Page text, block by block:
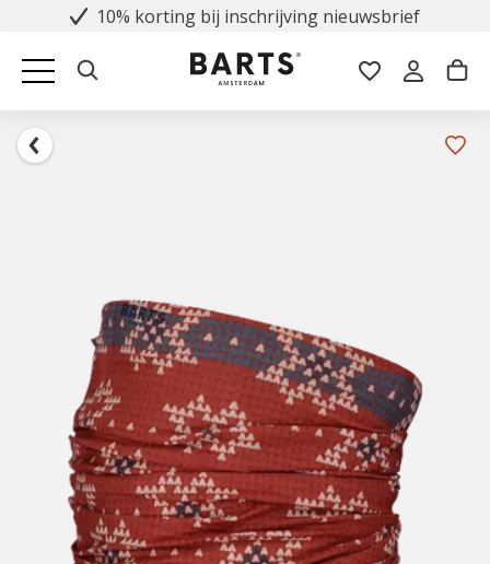
10% korting bij inschrijving nieuwsbrief